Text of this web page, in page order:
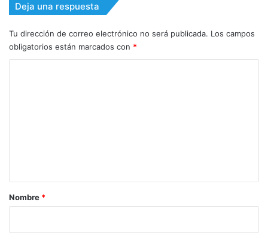
Deja una respuesta
Tu dirección de correo electrónico no será publicada. Los campos
obligatorios están marcados con *
r
Nombre *